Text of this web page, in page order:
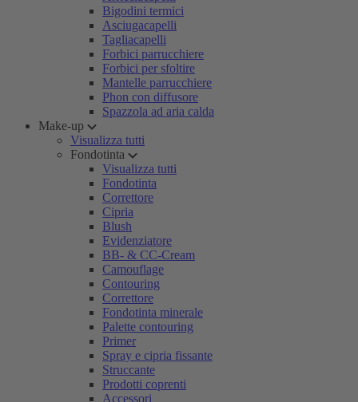
Bigodini termici
Asciugacapelli
Tagliacapelli
Forbici parrucchiere
Forbici per sfoltire
Mantelle parrucchiere
Phon con diffusore
Spazzola ad aria calda
Make-up
Visualizza tutti
Fondotinta
Visualizza tutti
Fondotinta
Correttore
Cipria
Blush
Evidenziatore
BB- & CC-Cream
Camouflage
Contouring
Correttore
Fondotinta minerale
Palette contouring
Primer
Spray e cipria fissante
Struccante
Prodotti coprenti
Accessori